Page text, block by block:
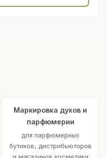
Маркировка духов и
парфюмерии
для парфюмерных
бутиков, дистрибьюторов
и магазинов косметики